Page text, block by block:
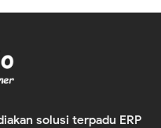
solusi terpadu ERP